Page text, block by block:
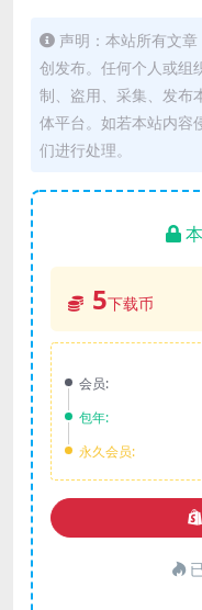
声明：本站所有文
创发布。任何个人或组
制、盗用、采集、发布
体平台。如若本站内容
们进行处理。
5下载币
会员:
包年:
永久会员: